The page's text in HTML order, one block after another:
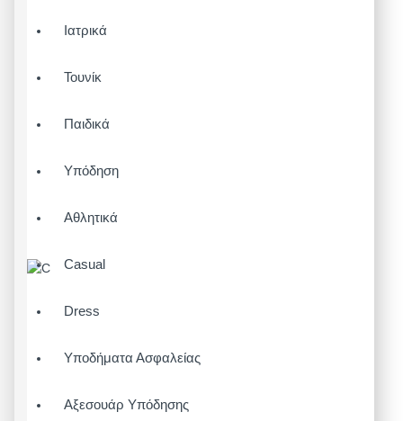
Ιατρικά
Τουνίκ
Παιδικά
Υπόδηση
Αθλητικά
Casual
Dress
Υποδήματα Ασφαλείας
Αξεσουάρ Υπόδησης